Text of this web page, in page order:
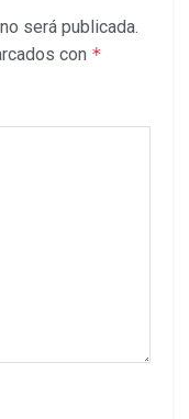
será publicada.
con *